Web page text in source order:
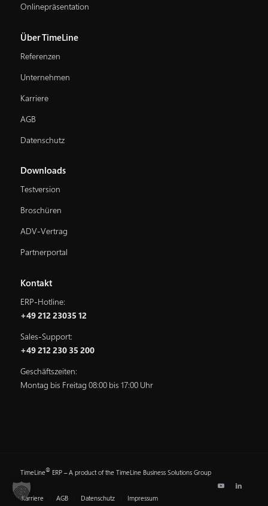
Onlinepräsentation
Über TimeLine
Referenzen
Unternehmen
Karriere
AGB
Datenschutz
Downloads
Testversion
Broschüren
ADV-Vertrag
Partnerportal
Kontakt
ERP-Hotline:
+49 212 23035 12
Sales-Support:
+49 212 230 35 200
Geschäftszeiten:
Montag bis Freitag 08:00 bis 17:00 Uhr
TimeLine®ERP – A product of the TimeLine Business Solutions Group
Karriere AGB Datenschutz Impressum